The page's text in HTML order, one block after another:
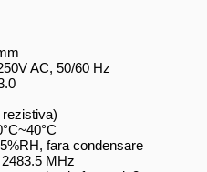
AC, 50/60 Hz
fara condensare
MHz